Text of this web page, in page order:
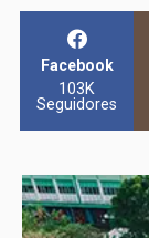
Facebook
103K
Seguidores